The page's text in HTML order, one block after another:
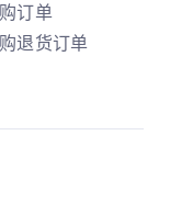
订单
退货订单